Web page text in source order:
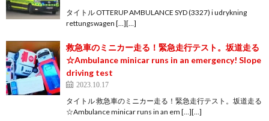
タイトル OTTERUP AMBULANCE SYD (3327) i udrykning
rettungswagen […][…]
救急車のミニカー走る！緊急走行テスト。坂道走る
☆Ambulance minicar runs in an emergency! Slope
driving test
2023.10.17
タイトル 救急車のミニカー走る！緊急走行テスト。坂道走る
☆Ambulance minicar runs in an em […][…]